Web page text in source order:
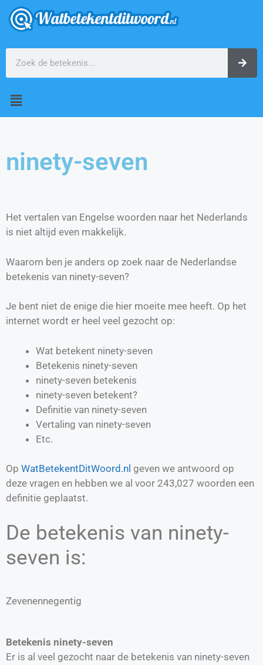
ninety-seven
Het vertalen van Engelse woorden naar het Nederlands
is niet altijd even makkelijk.
Waarom ben je anders op zoek naar de Nederlandse
betekenis van ninety-seven?
Je bent niet de enige die hier moeite mee heeft. Op het
internet wordt er heel veel gezocht op:
Wat betekent ninety-seven
Betekenis ninety-seven
ninety-seven betekenis
ninety-seven betekent?
Definitie van ninety-seven
Vertaling van ninety-seven
Etc.
Op WatBetekentDitWoord.nl geven we antwoord op
deze vragen en hebben we al voor 243,027 woorden een
definitie geplaatst.
De betekenis van ninety-
seven is:
Zevenennegentig
Betekenis ninety-seven
Er is al veel gezocht naar de betekenis van ninety-seven